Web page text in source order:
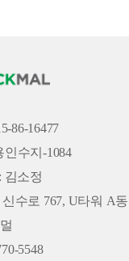
86-16477
인수지-1084
김소정
수로 767, U타워 A
5548